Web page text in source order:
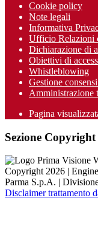
Cookie policy
Note legali
Informativa
Ufficio Relazioni
Dichiarazione di
Obiettivi di
Whistleblowing
Gestione
Amministrazione
Pagina
Sezione Copyright
Copyright 2026 |
Parma S.p.A. |
Disclaimer trattamento